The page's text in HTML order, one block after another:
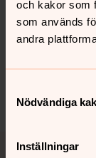
och kakor som
som används
andra
Nödvändiga
Inställningar
Senast ändrad 8
Dela